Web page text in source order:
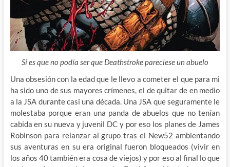
Si es que no podía ser que Deathstroke pareciese un abuelo
Una obsesión con la edad que le llevo a cometer el que para mi
ha sido uno de sus mayores crímenes, el de quitar de en medio
a la JSA durante casi una década. Una JSA que seguramente le
molestaba porque eran una panda de abuelos que no tenían
cabida en su nueva y juvenil DC y por eso los planes de James
Robinson para relanzar al grupo tras el New52 ambientando
sus aventuras en su era original fueron bloqueados (vivir en
los años 40 también era cosa de viejos) y por eso al final lo que